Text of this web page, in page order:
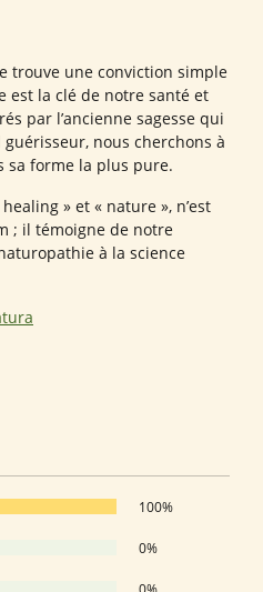
trouve une conviction simple
est la clé de notre santé et
par l’ancienne sagesse qui
nous cherchons à
sa forme la plus pure.
» et « nature », n’est
; il témoigne de notre
à la science
100%
0%